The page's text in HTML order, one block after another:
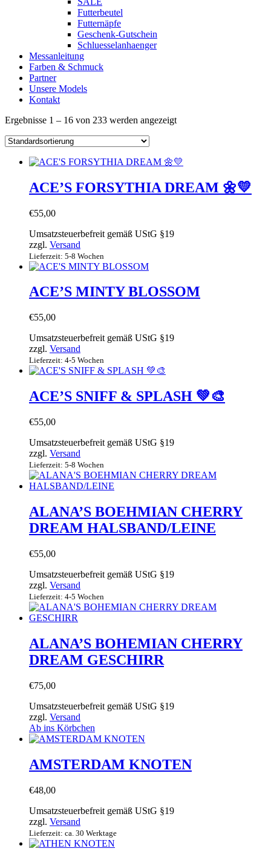
Futterbeutel
Futternäpfe
Geschenk-Gutschein
Schluesselanhaenger
Messanleitung
Farben & Schmuck
Partner
Unsere Models
Kontakt
Ergebnisse 1 – 16 von 233 werden angezeigt
ACE’S FORSYTHIA DREAM 🌼💛
€55,00
Umsatzsteuerbefreit gemäß UStG §19
zzgl. Versand
Lieferzeit: 5-8 Wochen
ACE’S MINTY BLOSSOM
€55,00
Umsatzsteuerbefreit gemäß UStG §19
zzgl. Versand
Lieferzeit: 4-5 Wochen
ACE’S SNIFF & SPLASH 💚🎨
€55,00
Umsatzsteuerbefreit gemäß UStG §19
zzgl. Versand
Lieferzeit: 5-8 Wochen
ALANA’S BOEHMIAN CHERRY
DREAM HALSBAND/LEINE
€55,00
Umsatzsteuerbefreit gemäß UStG §19
zzgl. Versand
Lieferzeit: 4-5 Wochen
ALANA’S BOHEMIAN CHERRY
DREAM GESCHIRR
€75,00
Umsatzsteuerbefreit gemäß UStG §19
zzgl. Versand
Ab ins Körbchen
AMSTERDAM KNOTEN
€48,00
Umsatzsteuerbefreit gemäß UStG §19
zzgl. Versand
Lieferzeit: ca. 30 Werktage